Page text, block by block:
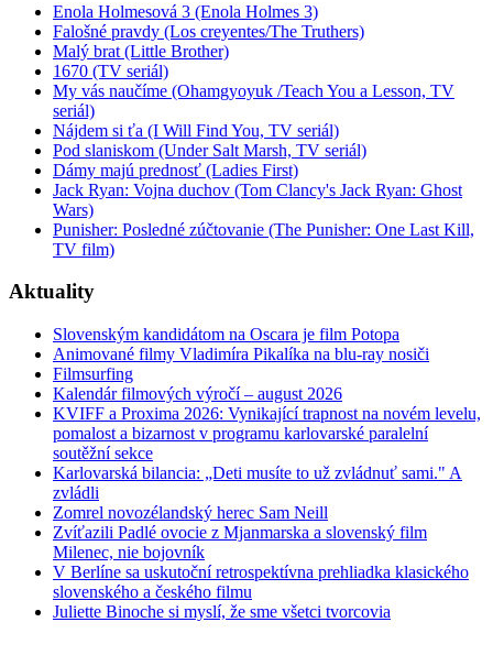
Enola Holmesová 3 (Enola Holmes 3)
Falošné pravdy (Los creyentes/The Truthers)
Malý brat (Little Brother)
1670 (TV seriál)
My vás naučíme (Ohamgyoyuk /Teach You a Lesson, TV
seriál)
Nájdem si ťa (I Will Find You, TV seriál)
Pod slaniskom (Under Salt Marsh, TV seriál)
Dámy majú prednosť (Ladies First)
Jack Ryan: Vojna duchov (Tom Clancy's Jack Ryan: Ghost
Wars)
Punisher: Posledné zúčtovanie (The Punisher: One Last Kill,
TV film)
Aktuality
Slovenským kandidátom na Oscara je film Potopa
Animované filmy Vladimíra Pikalíka na blu-ray nosiči
Filmsurfing
Kalendár filmových výročí – august 2026
KVIFF a Proxima 2026: Vynikající trapnost na novém levelu,
pomalost a bizarnost v programu karlovarské paralelní
soutěžní sekce
Karlovarská bilancia: „Deti musíte to už zvládnuť sami." A
zvládli
Zomrel novozélandský herec Sam Neill
Zvíťazili Padlé ovocie z Mjanmarska a slovenský film
Milenec, nie bojovník
V Berlíne sa uskutoční retrospektívna prehliadka klasického
slovenského a českého filmu
Juliette Binoche si myslí, že sme všetci tvorcovia